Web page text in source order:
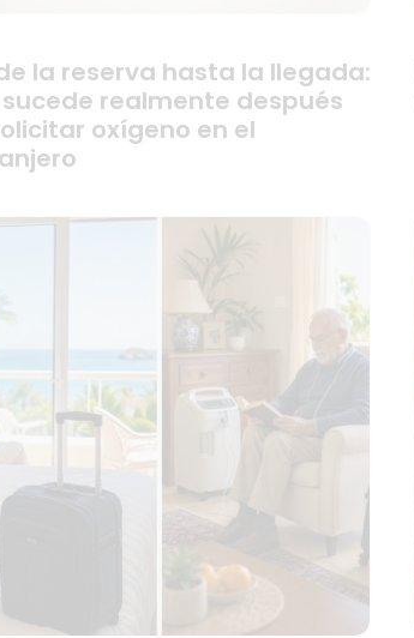
la reserva hasta la llegada:
realmente después
oxígeno en el